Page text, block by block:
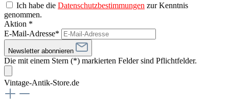
Ich habe die Datenschutzbestimmungen zur Kenntnis
genommen.
Aktion *
E-Mail-Adresse*
Newsletter abonnieren
Die mit einem Stern (*) markierten Felder sind Pflichtfelder.
Vintage-Antik-Store.de